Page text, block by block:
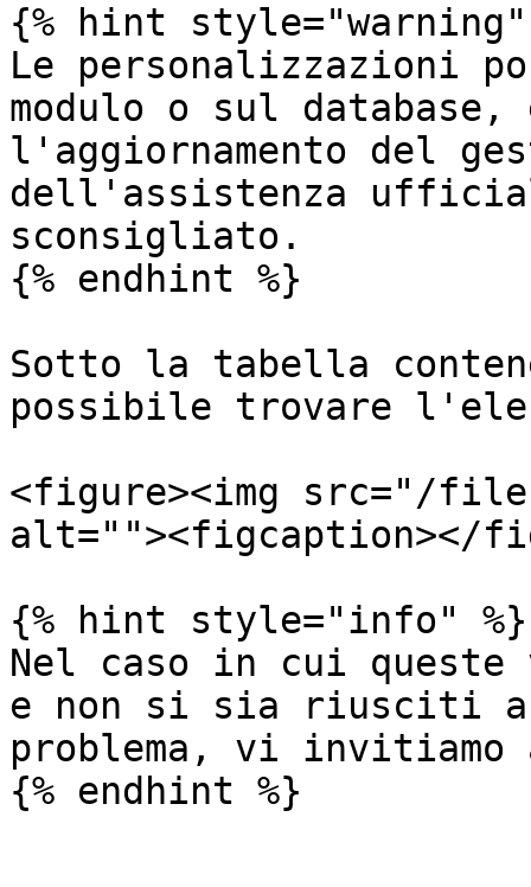
{% hint style="warning"
Le personalizzazioni
modulo o sul
l'aggiornamento del
dell'assistenza
sconsigliato.
{% endhint %}
Sotto la tabella
possibile trovare
<figure><img src="/files/
alt=""><figcaption></
{% hint style="info" %}
Nel caso in cui queste
e non si sia riusciti
problema, vi
{% endhint %}